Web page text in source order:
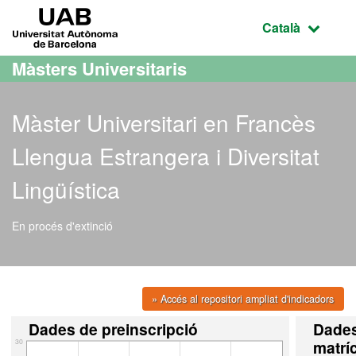
Ves al contingut principal
Ves a la navegació de la pàgina
Idioma
Català
Màsters Universitaris
Màster Universitari en Francès
Llengua Estrangera i Diversitat
Lingüística
En procés d'extinció
» Accés al repositori ampliat d'indicadors
Dades de preinscripció
30